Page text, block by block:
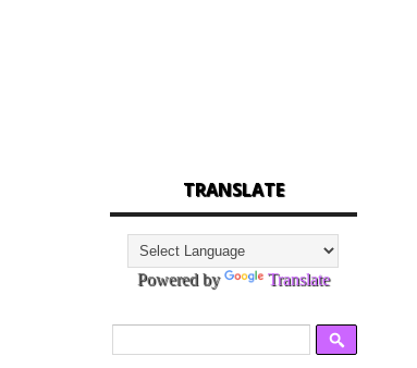
TRANSLATE
Powered by Translate